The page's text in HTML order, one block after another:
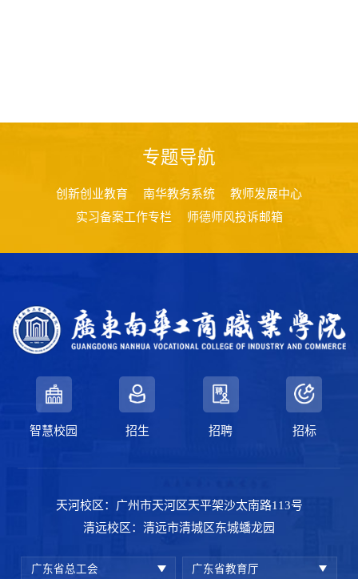
专题导航
创新创业教育 南华教务系统
教师发展中心
实习备案工作专栏
师德师风投诉邮箱
智慧校园 招生 招聘 招标
天河校区：广州市天河区天平架沙太南路113号
清远校区：清远市清城区东城蟠龙园
广东省总工会 广东省教育厅